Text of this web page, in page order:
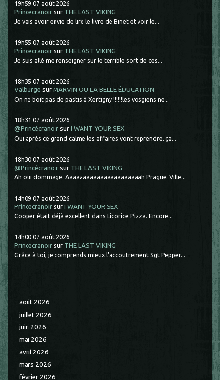
19h59 07 août 2026
Princecranoir sur THE LAST VIKING
Je vais avoir envie de lire le livre de Binet et voir le...
19h55 07 août 2026
Princecranoir sur THE LAST VIKING
Je suis allé me renseigner sur le terrible sort de ces...
18h35 07 août 2026
Valburge surMARVIN OU LA BELLE ÉDUCATION
On ne boit pas de pastis à Xertigny !!!!!!les vosgiens ne...
18h31 07 août 2026
@Princécranoir surI WANT YOUR SEX
Oui après ce grand calme les affaires vont reprendre. ça...
18h30 07 août 2026
@Princécranoir sur THE LAST VIKING
Ah oui dommage. Aaaaaaaaaaaaaaaaaaaaaah Prague. Ville...
14h09 07 août 2026
Princecranoir surI WANT YOUR SEX
Cooper était déjà excellent dans Licorice Pizza. Encore...
14h00 07 août 2026
Princecranoir sur THE LAST VIKING
Grâce à toi, je comprends mieux l'accoutrement Sgt Pepper...
août 2026
juillet 2026
juin 2026
mai 2026
avril 2026
mars 2026
février 2026